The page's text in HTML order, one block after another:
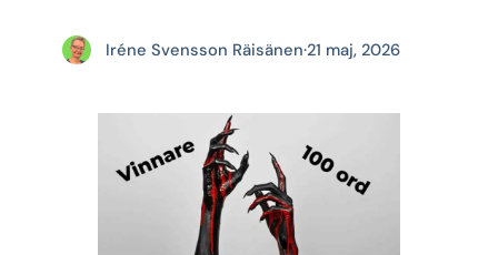
Iréne Svensson Räisänen·21 maj, 2026